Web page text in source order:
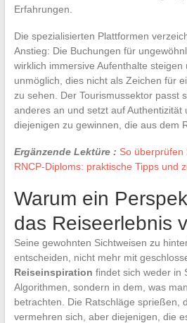
Erfahrungen.
Die spezialisierten Plattformen
Anstieg: Die Buchungen für
wirklich immersive Aufenthalte steigen
unmöglich, dies nicht als Zeichen für
zu sehen. Der Tourismussektor passt
anderes an und setzt auf Authentizität
diejenigen zu gewinnen, die aus dem
Ergänzende Lektüre : So überprüfen
RNCP-Diploms: praktische Tipps und
Warum ein
das Reiseerlebnis
Seine gewohnten Sichtweisen zu
entscheiden, nicht mehr mit
Reiseinspiration findet sich weder in
Algorithmen, sondern in dem, was
betrachten. Die Ratschläge sprießen,
vermehren sich, aber diejenigen, die